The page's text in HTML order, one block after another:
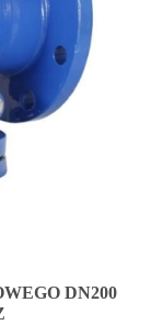
DN200